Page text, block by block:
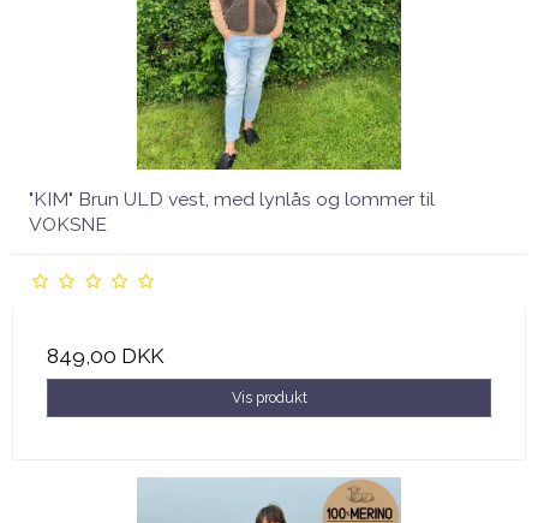
"KIM" Brun ULD vest, med lynlås og lommer til
VOKSNE
849,00 DKK
Vis produkt